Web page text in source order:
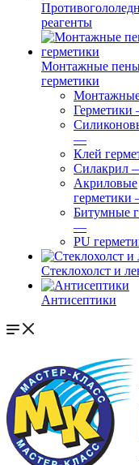
реагенты
Монтажные
герметики
Герметики
—
Клей
Силакрил
Акриловые
герметики
Битумные
—
PU
Стеклохолст и
Антисептики